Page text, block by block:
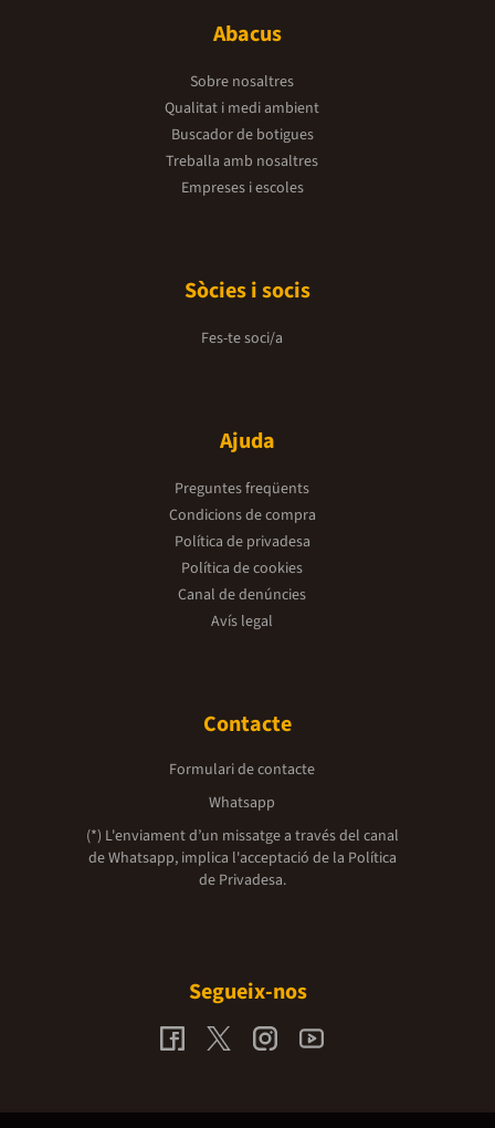
Abacus
Sobre nosaltres
Qualitat i medi ambient
Buscador de botigues
Treballa amb nosaltres
Empreses i escoles
Sòcies i socis
Fes-te soci/a
Ajuda
Preguntes freqüents
Condicions de compra
Política de privadesa
Política de cookies
Canal de denúncies
Avís legal
Contacte
Formulari de contacte
Whatsapp
(*) L'enviament d’un missatge a través del canal
de Whatsapp, implica l'acceptació de la Política
de Privadesa.
Segueix-nos